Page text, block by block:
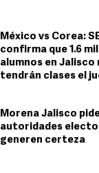
México vs Corea:
confirma que 1.6
alumnos en Jalisco
tendrán clases el
Morena Jalisco
autoridades
generen certeza